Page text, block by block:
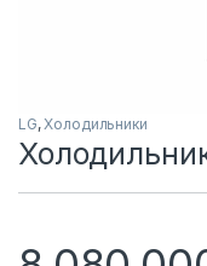
LG,Холодильники